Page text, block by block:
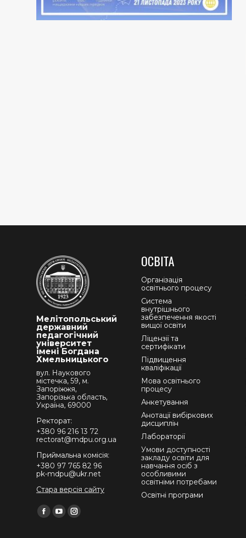
Мелітопольський
державний
педагогічний
університет
імені Богдана
Хмельницького
вул. Наукового
містечка, 59, м.
Запоріжжя,
Запорізька область,
Україна, 69000
Ректорат:
+380 96 216 13 72
rectorat@mdpu.org.ua
Приймальна комісія:
+380 97 765 82 96
pk-mdpu@ukr.net
Стара версія сайту
Find us on:
Facebook
YouTubeInstagram
ОСВІТА
Організація
освітнього процесу
Система
внутрішнього
забезпечення якості
вищої освіти
Ліцензії та
сертифікати
Підвищення
кваліфікації
Мова освітнього
процесу
Анкетування
Анотації вибіркових
дисциплін
Лабораторії
Умови доступності
закладу освіти для
навчання осіб з
особливими
освітніми потребами
Освітні програми